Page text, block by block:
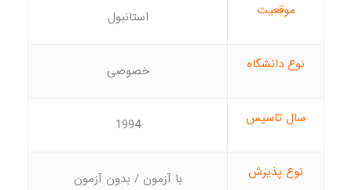
موقعیت استانبول
نوع دانشگاه خصوصی
سال تاسیس 1994
نوع پذیرش با آزمون / بدون آزمون